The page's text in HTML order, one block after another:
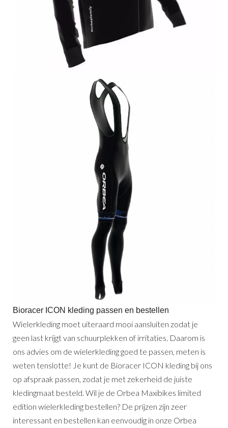
Bioracer ICON kleding passen en bestellen
Wielerkleding moet uiteraard mooi aansluiten zodat je
geen last krijgt van schuurplekken of irritaties. Daarom is
ons advies om de wielerkleding goed te passen, meten is
weten tenslotte! Je kunt de Bioracer ICON kleding bij ons
op afspraak passen, zodat je met zekerheid de juiste
kledingmaat besteld. Wil je de Orbea Maxibikes limited
edition wielerkleding bestellen? De prijzen zijn zeer
interessant en bestellen kan eenvoudig in onze Orbea